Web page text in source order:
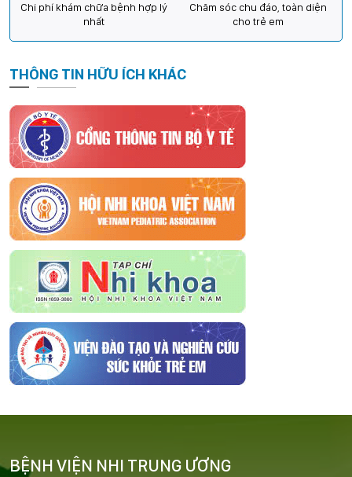
Chi phí khám chữa bệnh hợp lý
nhất
Chăm sóc chu đáo, toàn diện
cho trẻ em
THÔNG TIN HỮU ÍCH KHÁC
BỆNH VIỆN NHI TRUNG ƯƠNG